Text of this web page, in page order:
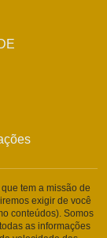
tem a missão de
exigir de você
conteúdos). Somos
as informações